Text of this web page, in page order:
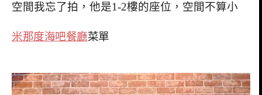
空間我忘了拍，他是1-2樓的座位，空間不算小
米那度海吧餐廳菜單